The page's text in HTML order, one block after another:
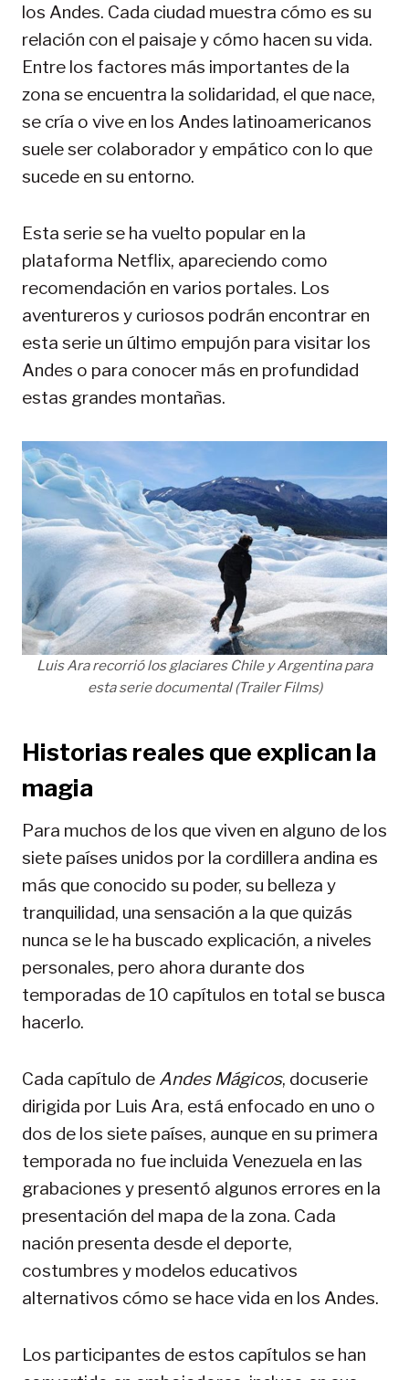
los Andes. Cada ciudad muestra cómo es su
relación con el paisaje y cómo hacen su vida.
Entre los factores más importantes de la
zona se encuentra la solidaridad, el que nace,
se cría o vive en los Andes latinoamericanos
suele ser colaborador y empático con lo que
sucede en su entorno.
Esta serie se ha vuelto popular en la
plataforma Netflix, apareciendo como
recomendación en varios portales. Los
aventureros y curiosos podrán encontrar en
esta serie un último empujón para visitar los
Andes o para conocer más en profundidad
estas grandes montañas.
Luis Ara recorrió los glaciares Chile y Argentina para
esta serie documental (Trailer Films)
Historias reales que explican la
magia
Para muchos de los que viven en alguno de los
siete países unidos por la cordillera andina es
más que conocido su poder, su belleza y
tranquilidad, una sensación a la que quizás
nunca se le ha buscado explicación, a niveles
personales, pero ahora durante dos
temporadas de 10 capítulos en total se busca
hacerlo.
Cada capítulo de Andes Mágicos, docuserie
dirigida por Luis Ara, está enfocado en uno o
dos de los siete países, aunque en su primera
temporada no fue incluida Venezuela en las
grabaciones y presentó algunos errores en la
presentación del mapa de la zona. Cada
nación presenta desde el deporte,
costumbres y modelos educativos
alternativos cómo se hace vida en los Andes.
Los participantes de estos capítulos se han